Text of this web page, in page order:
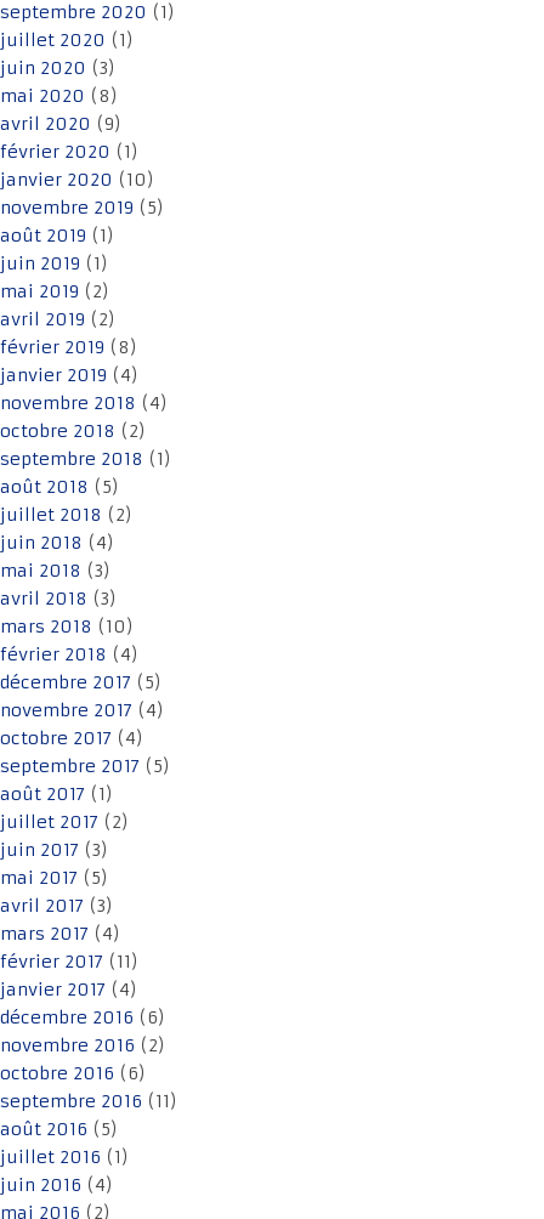
septembre 2020 (1)
juillet 2020 (1)
juin 2020 (3)
mai 2020 (8)
avril 2020 (9)
février 2020 (1)
janvier 2020 (10)
novembre 2019 (5)
août 2019 (1)
juin 2019 (1)
mai 2019 (2)
avril 2019 (2)
février 2019 (8)
janvier 2019 (4)
novembre 2018 (4)
octobre 2018 (2)
septembre 2018 (1)
août 2018 (5)
juillet 2018 (2)
juin 2018 (4)
mai 2018 (3)
avril 2018 (3)
mars 2018 (10)
février 2018 (4)
décembre 2017 (5)
novembre 2017 (4)
octobre 2017 (4)
septembre 2017 (5)
août 2017 (1)
juillet 2017 (2)
juin 2017 (3)
mai 2017 (5)
avril 2017 (3)
mars 2017 (4)
février 2017 (11)
janvier 2017 (4)
décembre 2016 (6)
novembre 2016 (2)
octobre 2016 (6)
septembre 2016 (11)
août 2016 (5)
juillet 2016 (1)
juin 2016 (4)
mai 2016 (2)